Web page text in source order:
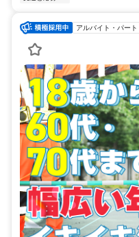
アルバイト・パート